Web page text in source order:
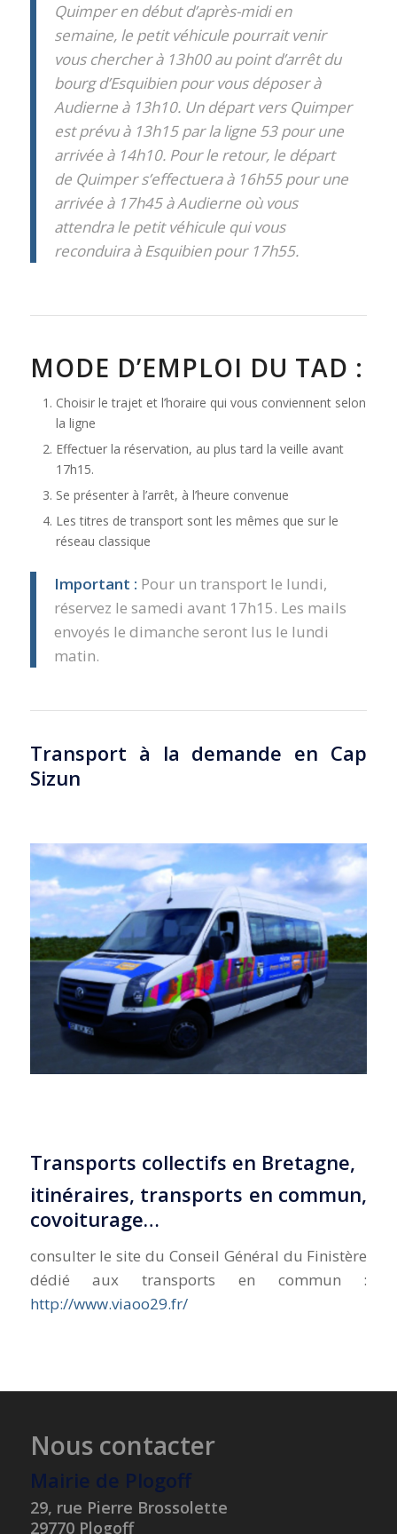
Quimper en début d’après-midi en
semaine, le petit véhicule pourrait venir
vous chercher à 13h00 au point d’arrêt du
bourg d’Esquibien pour vous déposer à
Audierne à 13h10. Un départ vers Quimper
est prévu à 13h15 par la ligne 53 pour une
arrivée à 14h10. Pour le retour, le départ
de Quimper s’effectuera à 16h55 pour une
arrivée à 17h45 à Audierne où vous
attendra le petit véhicule qui vous
reconduira à Esquibien pour 17h55.
MODE D’EMPLOI DU TAD :
Choisir le trajet et l’horaire qui vous conviennent selon
la ligne
Effectuer la réservation, au plus tard la veille avant
17h15.
Se présenter à l’arrêt, à l’heure convenue
Les titres de transport sont les mêmes que sur le
réseau classique
Important : Pour un transport le lundi,
réservez le samedi avant 17h15. Les mails
envoyés le dimanche seront lus le lundi
matin.
Transport à la demande en Cap
Sizun
Transports collectifs en Bretagne,
itinéraires, transports en commun,
covoiturage…
consulter le site du Conseil Général du Finistère
dédié aux transports en commun :
http://www.viaoo29.fr/
Nous contacter
Mairie de Plogoff
29, rue Pierre Brossolette
29770 Plogoff